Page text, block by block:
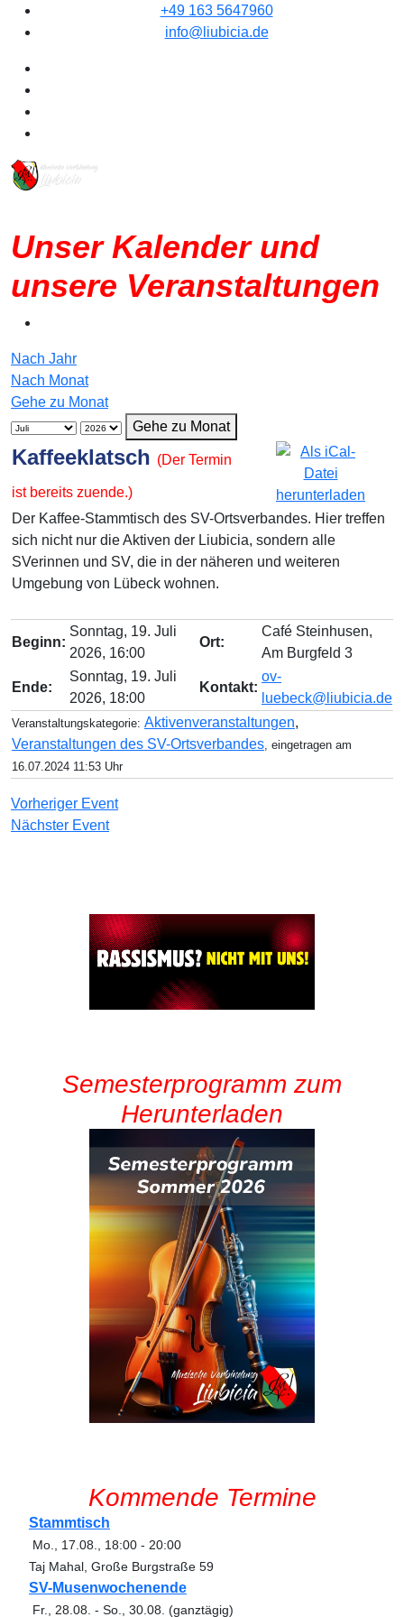
+49 163 5647960
info@liubicia.de
Unser Kalender und
unsere Veranstaltungen
Nach Jahr
Nach Monat
Gehe zu Monat
Gehe zu Monat
Kaffeeklatsch (Der Termin
ist bereits zuende.)
Der Kaffee-Stammtisch des SV-Ortsverbandes. Hier treffen
sich nicht nur die Aktiven der Liubicia, sondern alle
SVerinnen und SV, die in der näheren und weiteren
Umgebung von Lübeck wohnen.
Beginn:
Sonntag, 19. Juli
2026, 16:00
Ort:
Café Steinhusen,
Am Burgfeld 3
Ende:
Sonntag, 19. Juli
2026, 18:00
Kontakt:
ov-
luebeck@liubicia.de
Veranstaltungskategorie: Aktivenveranstaltungen,
Veranstaltungen des SV-Ortsverbandes, eingetragen am
16.07.2024 11:53 Uhr
Vorheriger Event
Nächster Event
Semesterprogramm zum
Herunterladen
Kommende Termine
Stammtisch
Mo., 17.08. 18:00 - 20:00
Taj Mahal, Große Burgstraße 59
SV-Musenwochenende
Fr., 28.08. - So., 30.08. (ganztägig)